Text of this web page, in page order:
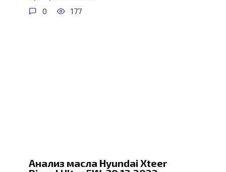
0 177
Анализ масла Hyundai Xteer